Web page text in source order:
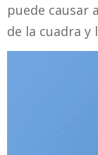
puede causar
de la cuadra y